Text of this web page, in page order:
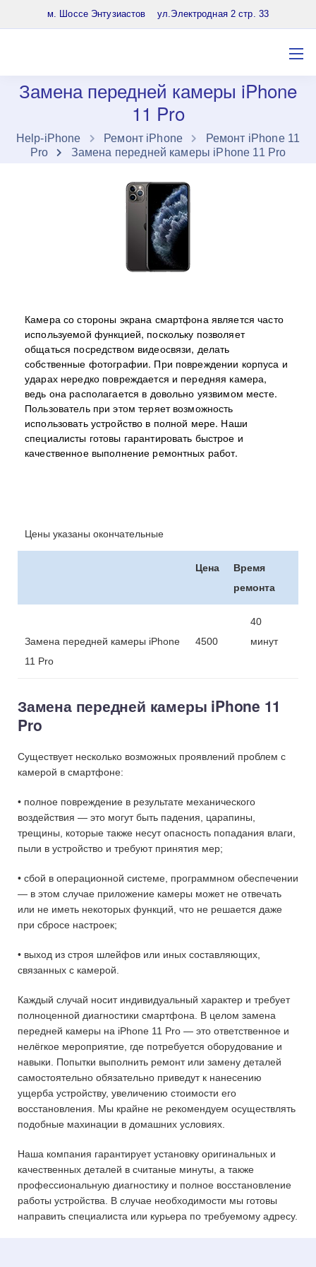
8 (903) 961-65-64
м. Шоссе Энтузиастов ул.Электродная 2 стр. 33
Замена передней камеры iPhone
11 Pro
Нelp-iPhone Ремонт iPhone
Ремонт iPhone 11
Pro
Замена передней камеры iPhone 11 Pro
Камера со стороны экрана смартфона является часто
используемой функцией, поскольку позволяет
общаться посредством видеосвязи, делать
собственные фотографии. При повреждении корпуса и
ударах нередко повреждается и передняя камера,
ведь она располагается в довольно уязвимом месте.
Пользователь при этом теряет возможность
использовать устройство в полной мере. Наши
специалисты готовы гарантировать быстрое и
качественное выполнение ремонтных работ.
Цены указаны окончательные
Цена
Время
ремонта
Замена передней камеры iPhone
11 Pro
4500
40
минут
Замена передней камеры iPhone 11
Pro
Существует несколько возможных проявлений проблем с
камерой в смартфоне:
• полное повреждение в результате механического
воздействия — это могут быть падения, царапины,
трещины, которые также несут опасность попадания влаги,
пыли в устройство и требуют принятия мер;
• сбой в операционной системе, программном обеспечении
— в этом случае приложение камеры может не отвечать
или не иметь некоторых функций, что не решается даже
при сбросе настроек;
• выход из строя шлейфов или иных составляющих,
связанных с камерой.
Каждый случай носит индивидуальный характер и требует
полноценной диагностики смартфона. В целом замена
передней камеры на iPhone 11 Pro — это ответственное и
нелёгкое мероприятие, где потребуется оборудование и
навыки. Попытки выполнить ремонт или замену деталей
самостоятельно обязательно приведут к нанесению
ущерба устройству, увеличению стоимости его
восстановления. Мы крайне не рекомендуем осуществлять
подобные махинации в домашних условиях.
Наша компания гарантирует установку оригинальных и
качественных деталей в считаные минуты, а также
профессиональную диагностику и полное восстановление
работы устройства. В случае необходимости мы готовы
направить специалиста или курьера по требуемому адресу.